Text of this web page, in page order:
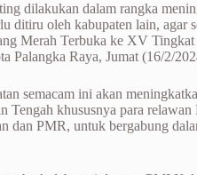
dilakukan dalam rangka
ditiru oleh kabupaten lain, agar
Merah Terbuka ke XV
Palangka Raya, Jumat (16/2/
semacam ini akan
khususnya para
PMR, untuk bergabung